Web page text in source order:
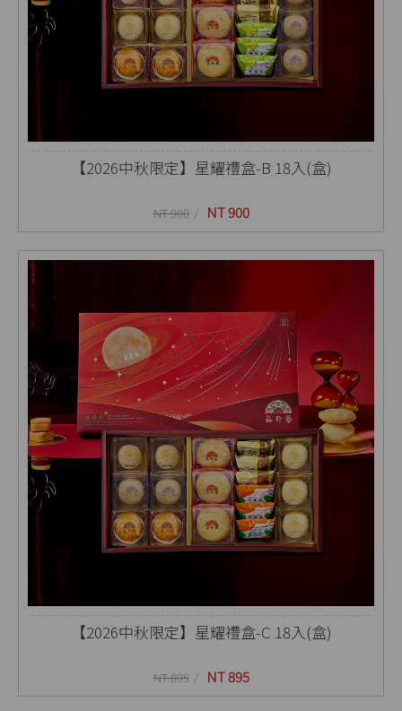
【2026中秋限定】星耀禮盒-B 18入(盒)
NT 900 NT 900
【2026中秋限定】星耀禮盒-C 18入(盒)
NT 895 NT 895